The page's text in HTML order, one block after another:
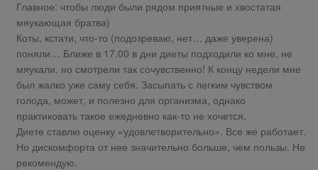
Главное: чтобы люди были рядом приятные и хвостатая
мяукающая братва)
Коты, кстати, что-то (подозреваю, нет… даже уверена)
поняли… Ближе в 17.00 в дни диеты подходили ко мне, не
мяукали. но смотрели так сочувственно! К концу недели мне
был жалко уже саму себя. Засыпать с легким чувством
голода, может, и полезно для организма, однако
практиковать такое ежедневно как-то не хочется.
Диете ставлю оценку «удовлетворительно». Все же работает.
Но дискомфорта от нее значительно больше, чем пользы. Не
рекомендую.